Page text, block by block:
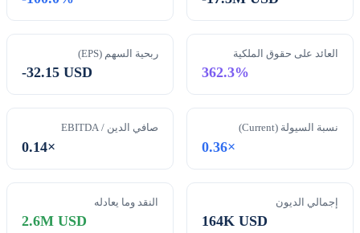
العائد على حقوق الملكية
362.3%
ربحية السهم (EPS)
-32.15 USD
نسبة السيولة (Current)
0.36×
صافي الدين / EBITDA
0.14×
إجمالي الديون
164K USD
النقد وما يعادله
2.6M USD